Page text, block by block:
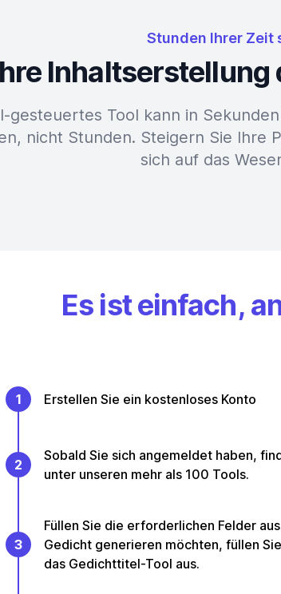
Stunden Ihrer Zeit
gesteuertes Tool kann in
nicht Stunden. Steigern Sie Ihre
sich auf das
Es ist einfach,
1 Erstellen Sie ein kostenloses Konto
2
Sobald Sie sich angemeldet haben,
unter unseren mehr als 100 Tools.
3
Füllen Sie die erforderlichen Felder
Gedicht generieren möchten, füllen
das Gedichttitel-Tool aus.